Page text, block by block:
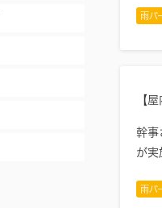
雨バ
【
幹事
が実
雨バ